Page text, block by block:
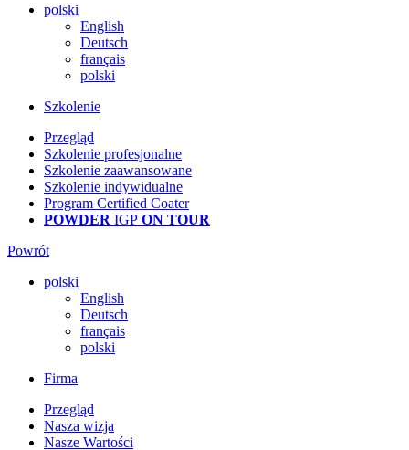
polski
English
Deutsch
français
polski
Szkolenie
Przegląd
Szkolenie profesjonalne
Szkolenie zaawansowane
Szkolenie indywidualne
Program Certified Coater
POWDER IGP ON TOUR
Powrót
polski
English
Deutsch
français
polski
Firma
Przegląd
Nasza wizja
Nasze Wartości